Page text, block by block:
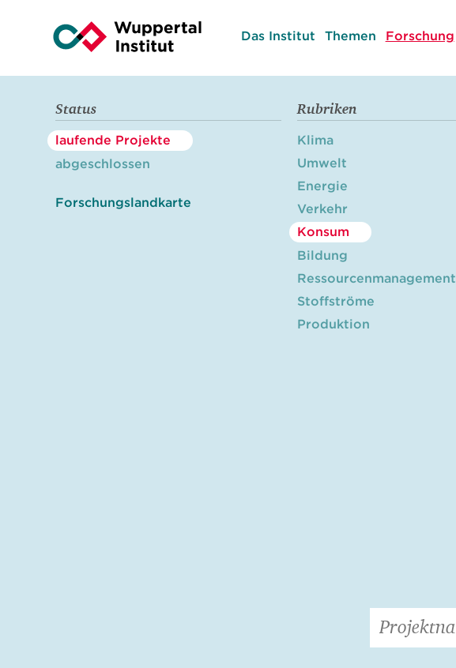
Das Institut Themen Forschung
Status
laufende Projekte
abgeschlossen
Forschungslandkarte
Rubriken
Klima
Umwelt
Energie
Verkehr
Konsum
Bildung
Ressourcenmanagement
Stoffströme
Produktion